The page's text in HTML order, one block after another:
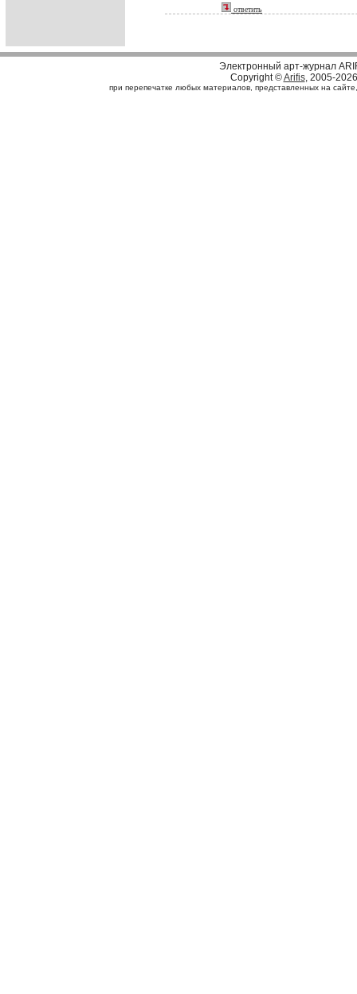
ответить
Электронный арт-журнал
Copyright ©Arifis, 2005-2026
при перепечатке любых материалов, представленных на